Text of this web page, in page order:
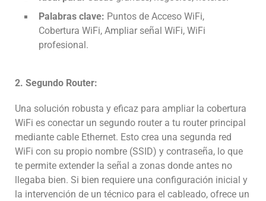
Palabras clave: Puntos de Acceso WiFi,
Cobertura WiFi, Ampliar señal WiFi, WiFi
profesional.
2. Segundo Router:
Una solución robusta y eficaz para ampliar la cobertura
WiFi es conectar un segundo router a tu router principal
mediante cable Ethernet. Esto crea una segunda red
WiFi con su propio nombre (SSID) y contraseña, lo que
te permite extender la señal a zonas donde antes no
llegaba bien. Si bien requiere una configuración inicial y
la intervención de un técnico para el cableado, ofrece un